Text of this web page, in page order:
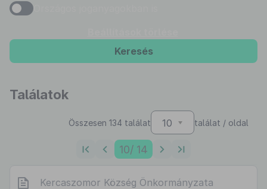
Keresés
Találatok
Összesen 134 találat 10 találat / oldal
10/ 14
Kercaszomor Község Önkormányzata